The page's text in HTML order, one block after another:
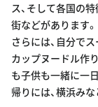
ス、そして各国の
街などがあります。
さらには、自分で
カップヌードル作
も子供も一緒に一
帰りには、横浜み